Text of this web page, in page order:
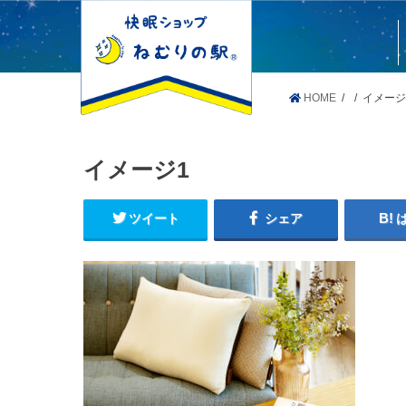
HOME イメー
イメージ1
ツイート シェア